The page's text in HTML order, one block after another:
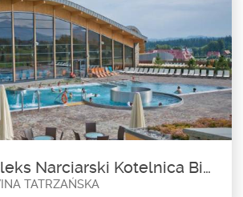
Caffe Latte
Niedzica
kawiarni w Niedzicy. Orzeźwiające
oraz liczne desery i kawy...
Kompleks Narciarski Kotelnica Białczańska
TATRZAŃSKA